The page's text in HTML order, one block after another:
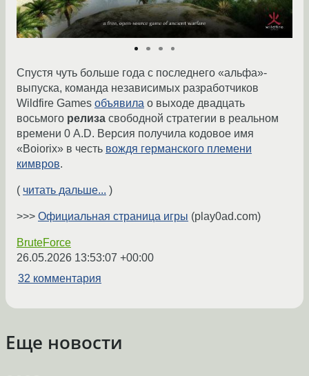
Спустя чуть больше года с последнего «альфа»-
выпуска, команда независимых разработчиков
Wildfire Games объявила о выходе двадцать
восьмого релиза свободной стратегии в реальном
времени 0 A.D. Версия получила кодовое имя
«Boiorix» в честь вождя германского племени
кимвров.
( читать дальше... )
>>> Официальная страница игры (play0ad.com)
BruteForce
26.05.2026 13:53:07 +00:00
32 комментария
Еще новости